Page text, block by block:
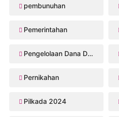
pembunuhan
Pemerintahan
Pengelolaan Dana Desa
Pernikahan
Pilkada 2024